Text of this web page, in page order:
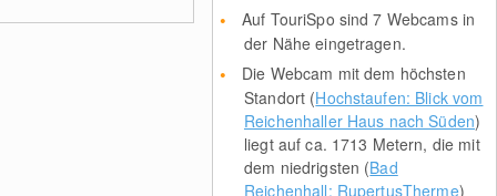
Auf TouriSpo sind 7 Webcams in
der Nähe eingetragen.
Die Webcam mit dem höchsten
Standort (Hochstaufen: Blick vom
Reichenhaller Haus nach Süden)
liegt auf ca. 1713 Metern, die mit
dem niedrigsten (Bad
Reichenhall: RupertusTherme)